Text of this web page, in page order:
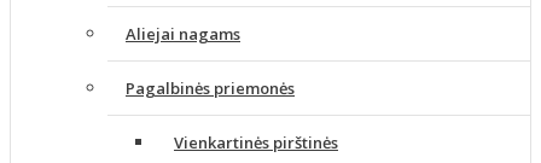
Aliejai nagams
Pagalbinės priemonės
Vienkartinės pirštinės